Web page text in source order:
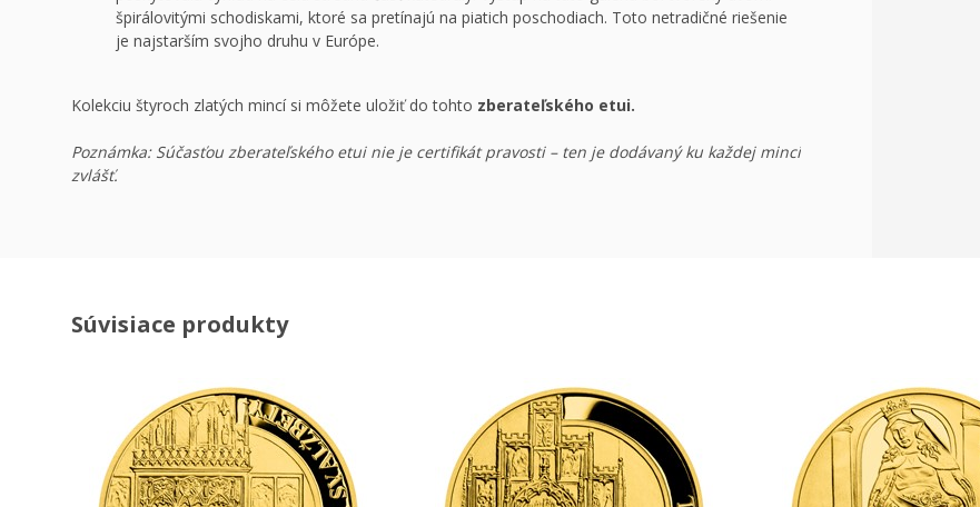
špirálovitými schodiskami, ktoré sa pretínajú na piatich poschodiach. Toto netradičné riešenie
je najstarším svojho druhu v Európe.
Kolekciu štyroch zlatých mincí si môžete uložiť do tohto zberateľského etui.
Poznámka: Súčasťou zberateľského etui nie je certifikát pravosti – ten je dodávaný ku každej minci
zvlášť.
Súvisiace produkty